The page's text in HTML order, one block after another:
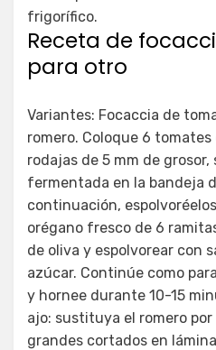
frigorífico.
Receta de
para otro
Variantes: Focaccia de
romero. Coloque 6
rodajas de 5 mm de grosor,
fermentada en la bandeja
continuación,
orégano fresco de 6
de oliva y espolvorear con
azúcar. Continúe como
y hornee durante 10-15
ajo: sustituya el romero
grandes cortados en